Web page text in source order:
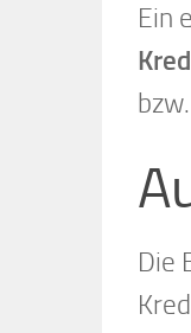
Ein
Die